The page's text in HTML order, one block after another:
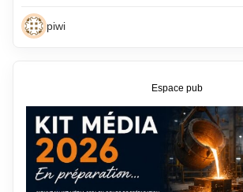
piwi
Espace pub